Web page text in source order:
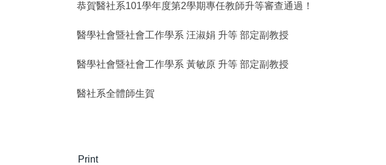
恭賀醫社系101學年度第2學期專任教師升等審查通過！
醫學社會暨社會工作學系 汪淑娟 升等 部定副教授
醫學社會暨社會工作學系 黃敏原 升等 部定副教授
醫社系全體師生賀
Print